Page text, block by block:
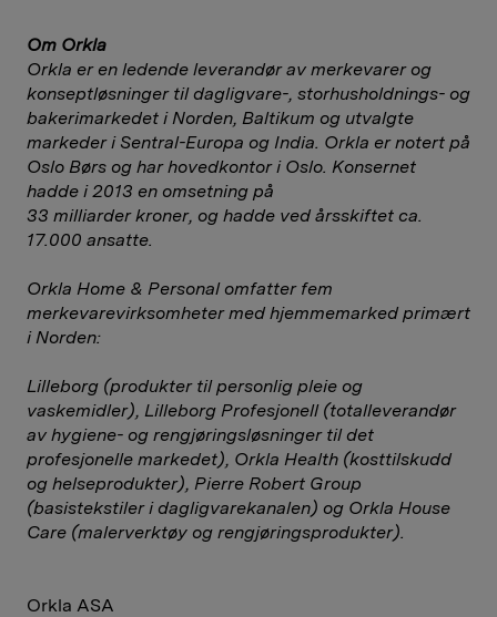
Om Orkla
Orkla er en ledende leverandør av merkevarer og
konseptløsninger til dagligvare-, storhusholdnings- og
bakerimarkedet i Norden, Baltikum og utvalgte
markeder i Sentral-Europa og India. Orkla er notert på
Oslo Børs og har hovedkontor i Oslo. Konsernet
hadde i 2013 en omsetning på
33 milliarder kroner, og hadde ved årsskiftet ca.
17.000 ansatte.
Orkla Home & Personal omfatter fem
merkevarevirksomheter med hjemmemarked primært
i Norden:
Lilleborg (produkter til personlig pleie og
vaskemidler), Lilleborg Profesjonell (totalleverandør
av hygiene- og rengjøringsløsninger til det
profesjonelle markedet), Orkla Health (kosttilskudd
og helseprodukter), Pierre Robert Group
(basistekstiler i dagligvarekanalen) og Orkla House
Care (malerverktøy og rengjøringsprodukter).
Orkla ASA